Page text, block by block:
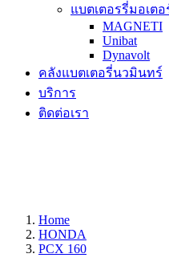
แบตเตอรรี่มอเต
MAGNETI
Unibat
Dynavolt
คลังแบตเตอรี่นวมินทร์
บริการ
ติดต่อเรา
Home
HONDA
PCX 160